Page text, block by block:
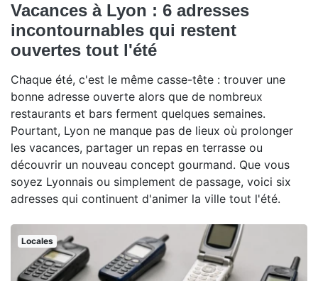
Vacances à Lyon : 6 adresses
incontournables qui restent
ouvertes tout l'été
Chaque été, c'est le même casse-tête : trouver une
bonne adresse ouverte alors que de nombreux
restaurants et bars ferment quelques semaines.
Pourtant, Lyon ne manque pas de lieux où prolonger
les vacances, partager un repas en terrasse ou
découvrir un nouveau concept gourmand. Que vous
soyez Lyonnais ou simplement de passage, voici six
adresses qui continuent d'animer la ville tout l'été.
Locales